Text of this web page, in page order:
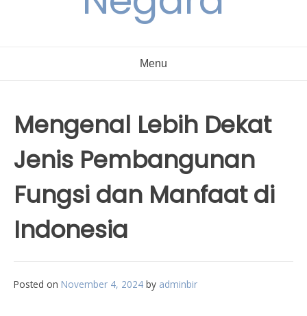
Menu
Mengenal Lebih Dekat
Jenis Pembangunan
Fungsi dan Manfaat di
Indonesia
Posted on November 4, 2024 by adminbir